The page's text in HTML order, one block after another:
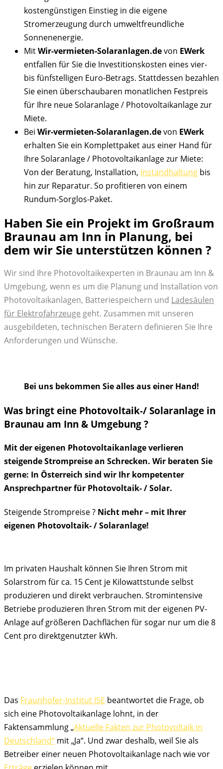
kostengünstigen Einstieg in die eigene
Stromerzeugung durch umweltfreundliche
Sonnenenergie.
MitWir-vermieten-Solaranlagen.devon EWerk
entfallen für Sie die Investitionskosten eines vier-
bis fünfstelligen Euro-Betrags. Stattdessen bezahlen
Sie einen überschaubaren monatlichen Festpreis
für Ihre neue Solaranlage / Photovoltaikanlage zur
Miete.
Bei Wir-vermieten-Solaranlagen.devon EWerk
erhalten Sie ein Komplettpaket aus einer Hand für
Ihre Solaranlage / Photovoltaikanlage zur Miete:
Von der Beratung, Installation, Instandhaltung bis
hin zur Reparatur. So profitieren von einem
Rundum-Sorglos-Paket.
Haben Sie ein Projekt im Großraum
Braunau am Inn in Planung, bei
dem wir Sie unterstützen können ?
Wir sind Ihre Photovoltaikexperten in Braunau am Inn &
Umgebung, wenn es um die Planung und Installation von
Photovoltaikanlagen, Batteriespeichern und Ladesäulen
für Elektrofahrzeuge geht. Zusammen mit unseren
ausgebildeten, technischen Beratern definieren Sie Ihre
Anforderungen und Wünsche.
Bei uns bekommen Sie alles aus einer Hand!
Was bringt eine Photovoltaik-/ Solaranlage in
Braunau am Inn & Umgebung ?
Mit der eigenen Photovoltaikanlage verlieren
steigende Strompreise an Schrecken. Wir beraten Sie
gerne: In Österreich sind wir Ihr kompetenter
Ansprechpartner für Photovoltaik- / Solar.
Steigende Strompreise ? Nicht mehr – mit Ihrer
eigenen Photovoltaik- / Solaranlage!
Im privaten Haushalt können Sie Ihren Strom mit
Solarstrom für ca. 15 Cent je Kilowattstunde selbst
produzieren und direkt verbrauchen. Stromintensive
Betriebe produzieren Ihren Strom mit der eigenen PV-
Anlage auf größeren Dachflächen für sogar nur um die 8
Cent pro direktgenutzter kWh.
Das Fraunhofer-Institut ISE beantwortet die Frage, ob
sich eine Photovoltaikanlage lohnt, in der
Faktensammlung „Aktuelle Fakten zur Photovoltaik in
Deutschland“ mit „Ja“. Und zwar deshalb, weil Sie als
Betreiber einer neuen Photovoltaikanlage nach wie vor